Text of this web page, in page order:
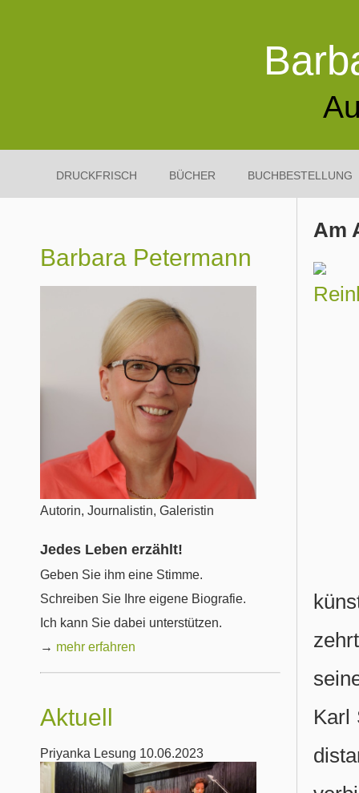
DRUCKFRISCH BÜCHER BUCHBESTELLUNG
Barbara Petermann
Autorin, Journalistin, Galeristin
Jedes Leben erzählt!
Geben Sie ihm eine Stimme.
Schreiben Sie Ihre eigene Biografie.
Ich kann Sie dabei unterstützen.
→ mehr erfahren
Aktuell
Priyanka Lesung 10.06.2023
Am
Karl